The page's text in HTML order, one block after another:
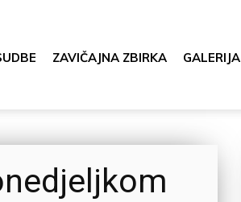
ZAVIČAJNA ZBIRKA GALERIJA